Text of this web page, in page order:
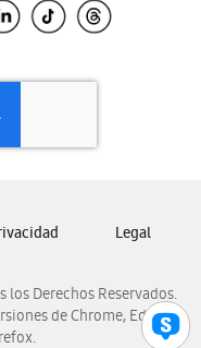
Derechos Reservados.
de Chrome, Edge,
Legal